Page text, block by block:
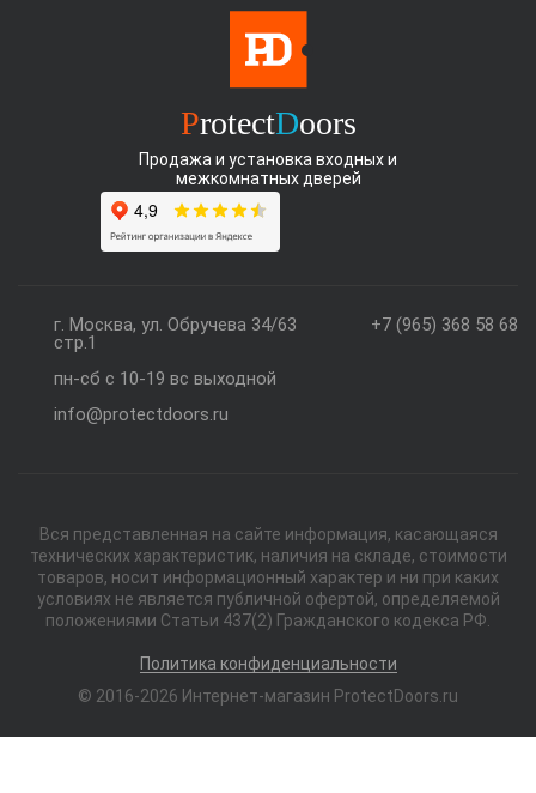
ProtectDoors
Продажа и установка входных и
межкомнатных дверей
+7 (965) 368 58 68
г. Москва, ул. Обручева 34/63
стр.1
пн-сб с 10-19 вс выходной
info@protectdoors.ru
Вся представленная на сайте информация, касающаяся
технических характеристик, наличия на складе, стоимости
товаров, носит информационный характер и ни при каких
условиях не является публичной офертой, определяемой
положениями Статьи 437(2) Гражданского кодекса РФ.
Политика конфиденциальности
© 2016-2026 Интернет-магазин ProtectDoors.ru